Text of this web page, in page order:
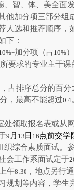
、智、体、美全面
他加分项三部分组
人选和推荐顺序，
下：
加分项（占10%）
要求的专业主干课
，占排序总分的百分
，最高不能超过0.4
处领取报名表或从
9 月 13 日 16 点前交学
织综合素质面试。
会工作系面试定于
午8:30 ，地点另行
规划等内容，学生